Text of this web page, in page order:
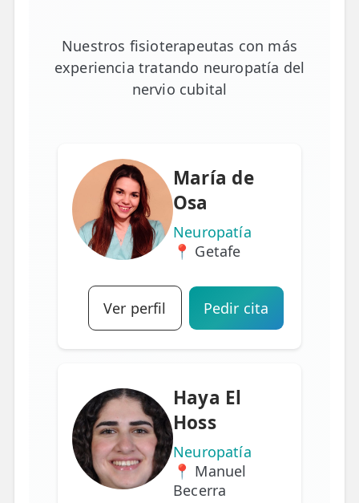
Nuestros fisioterapeutas con más
experiencia tratando neuropatía del
nervio cubital
María de
Osa
Neuropatía
📍 Getafe
Ver perfil Pedir cita
Haya El
Hoss
Neuropatía
📍 Manuel
Becerra